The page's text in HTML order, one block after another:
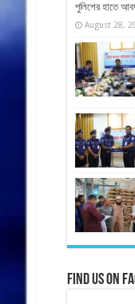
পুলিশের হাতে
August 28,
Find us on